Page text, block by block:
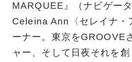
MARQUEE』（ナビゲー
Celeina Ann〈セレイナ・
ーナー。東京をGROOVE
ャー、そして日夜それを